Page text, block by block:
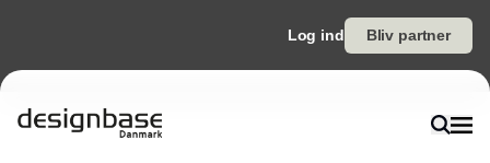
Log ind Bliv partner